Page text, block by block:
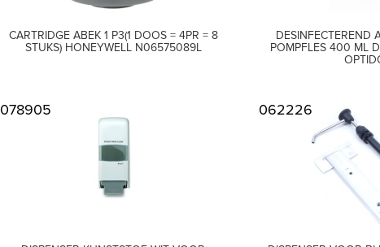
CARTRIDGE ABEK 1 P3(1 DOOS = 4PR = 8
STUKS) HONEYWELL N06575089L
DESINFECTEREND
POMPFLES 400 ML
078905 062226